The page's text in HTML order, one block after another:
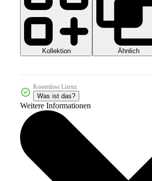
Kollektion Ähnlich
Kostenlose Lizenz
Was ist das?
Weitere Informationen